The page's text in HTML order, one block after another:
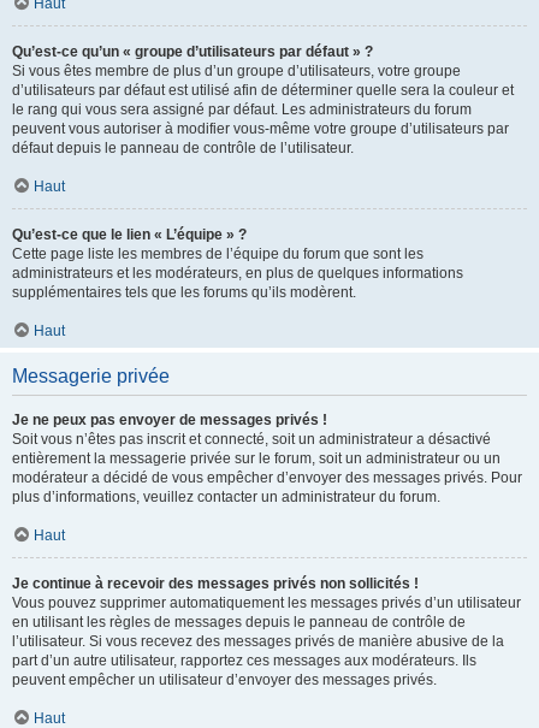
Haut
Qu’est-ce qu’un « groupe d’utilisateurs par défaut » ?
Si vous êtes membre de plus d’un groupe d’utilisateurs, votre groupe
d’utilisateurs par défaut est utilisé afin de déterminer quelle sera la couleur et
le rang qui vous sera assigné par défaut. Les administrateurs du forum
peuvent vous autoriser à modifier vous-même votre groupe d’utilisateurs par
défaut depuis le panneau de contrôle de l’utilisateur.
Haut
Qu’est-ce que le lien « L’équipe » ?
Cette page liste les membres de l’équipe du forum que sont les
administrateurs et les modérateurs, en plus de quelques informations
supplémentaires tels que les forums qu’ils modèrent.
Haut
Messagerie privée
Je ne peux pas envoyer de messages privés !
Soit vous n’êtes pas inscrit et connecté, soit un administrateur a désactivé
entièrement la messagerie privée sur le forum, soit un administrateur ou un
modérateur a décidé de vous empêcher d’envoyer des messages privés. Pour
plus d’informations, veuillez contacter un administrateur du forum.
Haut
Je continue à recevoir des messages privés non sollicités !
Vous pouvez supprimer automatiquement les messages privés d’un utilisateur
en utilisant les règles de messages depuis le panneau de contrôle de
l’utilisateur. Si vous recevez des messages privés de manière abusive de la
part d’un autre utilisateur, rapportez ces messages aux modérateurs. Ils
peuvent empêcher un utilisateur d’envoyer des messages privés.
Haut